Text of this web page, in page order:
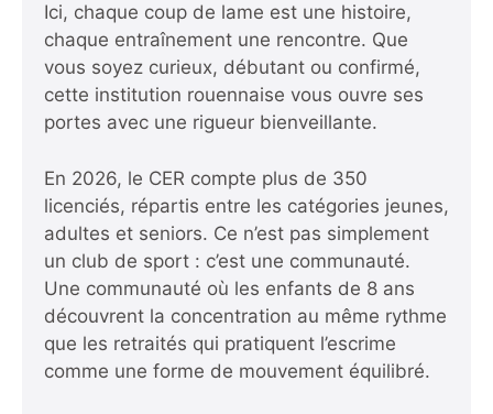
Ici, chaque coup de lame est une histoire,
chaque entraînement une rencontre. Que
vous soyez curieux, débutant ou confirmé,
cette institution rouennaise vous ouvre ses
portes avec une rigueur bienveillante.
En 2026, le CER compte plus de 350
licenciés, répartis entre les catégories jeunes,
adultes et seniors. Ce n’est pas simplement
un club de sport : c’est une communauté.
Une communauté où les enfants de 8 ans
découvrent la concentration au même rythme
que les retraités qui pratiquent l’escrime
comme une forme de mouvement équilibré.